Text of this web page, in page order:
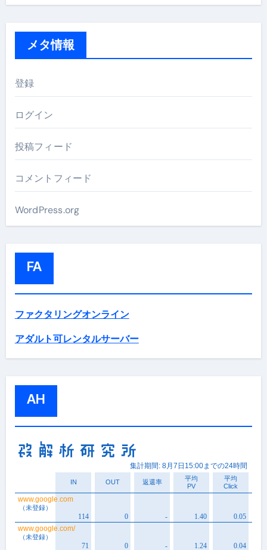
メタ情報
登録
ログイン
投稿フィード
コメントフィード
WordPress.org
FA
ファクタリングオンライン
アダルト可レンタルサーバー
AH